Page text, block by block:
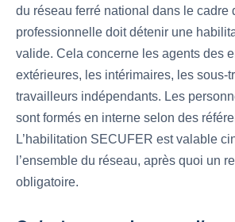
du réseau ferré national dans le cadre
professionnelle doit détenir une
valide. Cela concerne les agents des
extérieures, les intérimaires, les sous-
travailleurs indépendants. Les
sont formés en interne selon des
L’habilitation SECUFER est valable
l’ensemble du réseau, après quoi un
obligatoire.